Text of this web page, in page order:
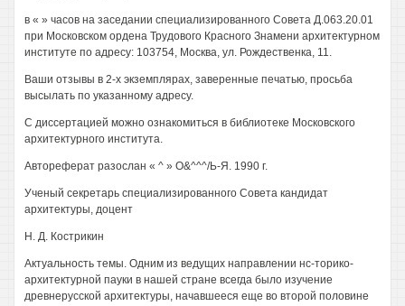
в « » часов на заседании специализированного Совета Д.063.20.01
при Московском ордена Трудового Красного Знамени архитектурном
институте по адресу: 103754, Москва, ул. Рождественка, 11.
Ваши отзывы в 2-х экземплярах, заверенные печатью, просьба
высылать по указанному адресу.
С диссертацией можно ознакомиться в библиотеке Московского
архитектурного института.
Автореферат разослан « ^ » О&^^^/Ь-Я. 1990 г.
Ученый секретарь специализированного Совета кандидат
архитектуры, доцент
Н. Д. Кострикин
Актуальность темы. Одним из ведущих направлении нс-торико-
архитектурной пауки в нашей стране всегда было изучение
древнерусской архитектуры, начавшееся еще во второй половине